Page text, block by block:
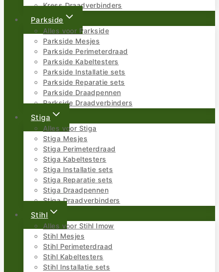
Kress Draadverbinders
Parkside
Alles voor Parkside
Parkside Mesjes
Parkside Perimeterdraad
Parkside Kabeltesters
Parkside Installatie sets
Parkside Reparatie sets
Parkside Draadpennen
Parkside Draadverbinders
Stiga
Alles voor Stiga
Stiga Mesjes
Stiga Perimeterdraad
Stiga Kabeltesters
Stiga Installatie sets
Stiga Reparatie sets
Stiga Draadpennen
Stiga Draadverbinders
Stihl
Alles voor Stihl Imow
Stihl Mesjes
Stihl Perimeterdraad
Stihl Kabeltesters
Stihl Installatie sets